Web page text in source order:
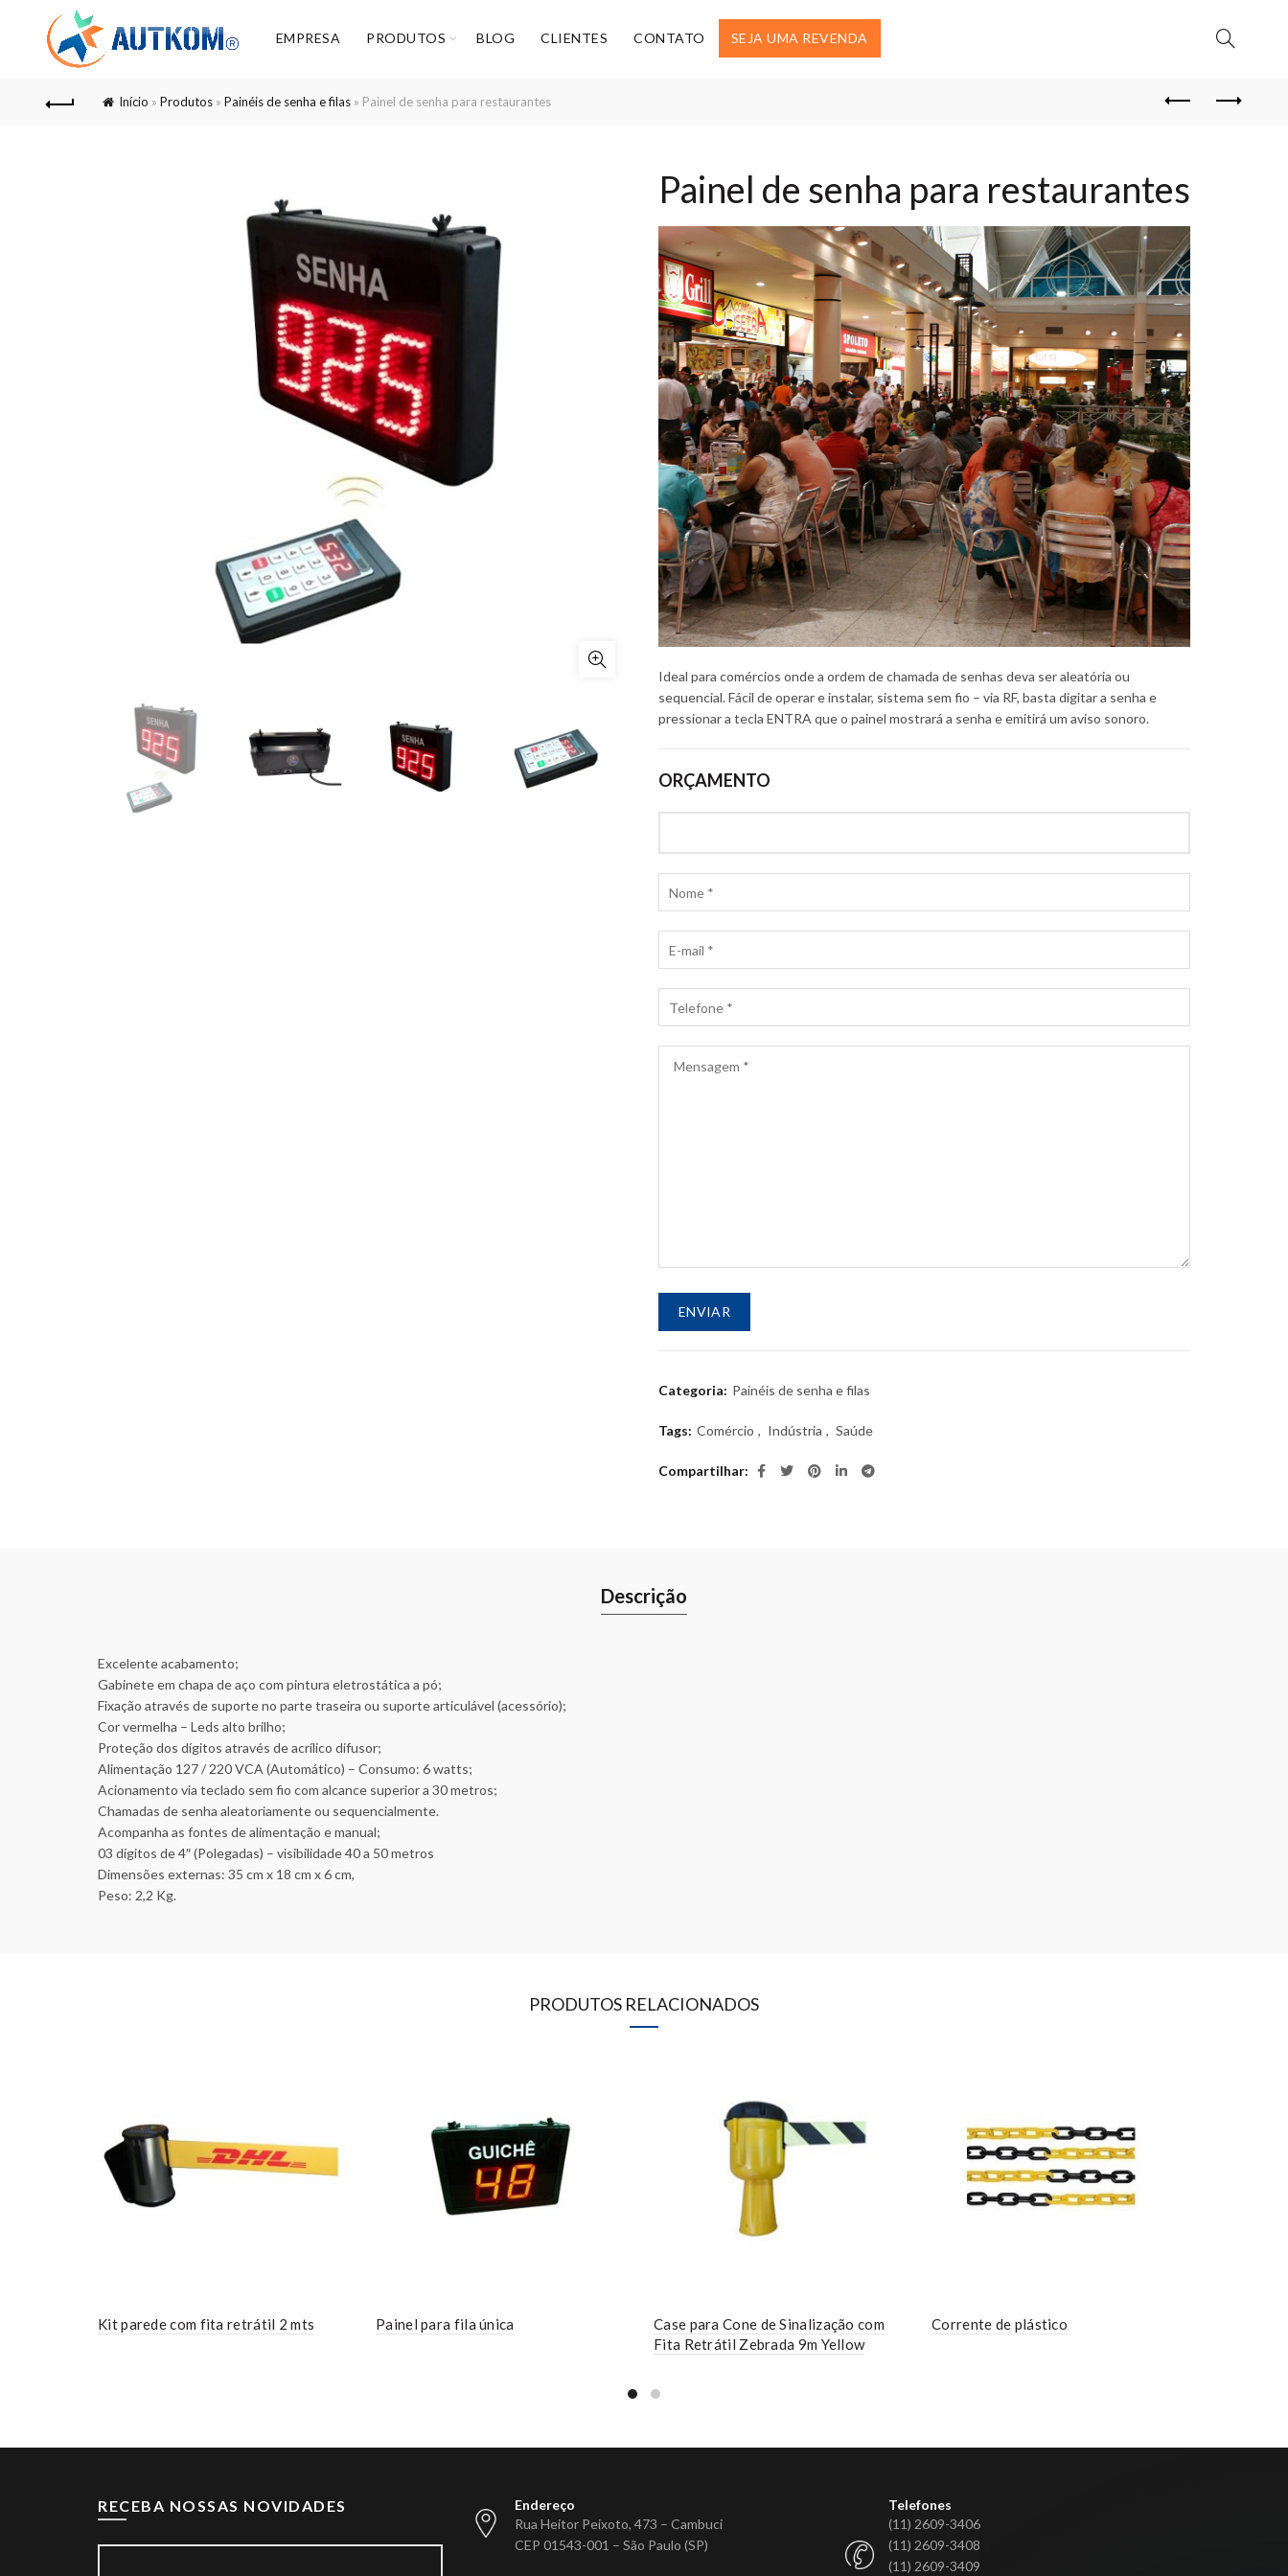
EMPRESA PRODUTOS BLOG CLIENTES CONTATO SEJA UMA REVENDA
Início » Produtos» Painéis de senha e filas» Painel de senha para restaurantes
Painel de senha para restaurantes
Ideal para comércios onde a ordem de chamada de senhas deva ser aleatória ou
sequencial. Fácil de operar e instalar, sistema sem fio – via RF, basta digitar a senha e
pressionar a tecla ENTRA que o painel mostrará a senha e emitirá um aviso sonoro.
ORÇAMENTO
Categoria: Painéis de senha e filas
Tags: Comércio , Indústria , Saúde
Compartilhar
Descrição
Excelente acabamento;
Gabinete em chapa de aço com pintura eletrostática a pó;
Fixação através de suporte no parte traseira ou suporte articulável (acessório);
Cor vermelha – Leds alto brilho;
Proteção dos dígitos através de acrílico difusor;
Alimentação 127 / 220 VCA (Automático) – Consumo: 6 watts;
Acionamento via teclado sem fio com alcance superior a 30 metros;
Chamadas de senha aleatoriamente ou sequencialmente.
Acompanha as fontes de alimentação e manual;
03 dígitos de 4″ (Polegadas) – visibilidade 40 a 50 metros
Dimensões externas: 35 cm x 18 cm x 6 cm,
Peso: 2,2 Kg.
PRODUTOS RELACIONADOS
Kit parede com fita retrátil 2 mts Painel para fila única
Case para Cone de Sinalização com
Fita Retrátil Zebrada 9m Yellow
Corrente de plástico
RECEBA NOSSAS NOVIDADES
Endereço
Rua Heitor Peixoto, 473 – Cambuci
CEP 01543-001 – São Paulo (SP)
Telefones
(11) 2609-3406
(11) 2609-3408
(11) 2609-3409